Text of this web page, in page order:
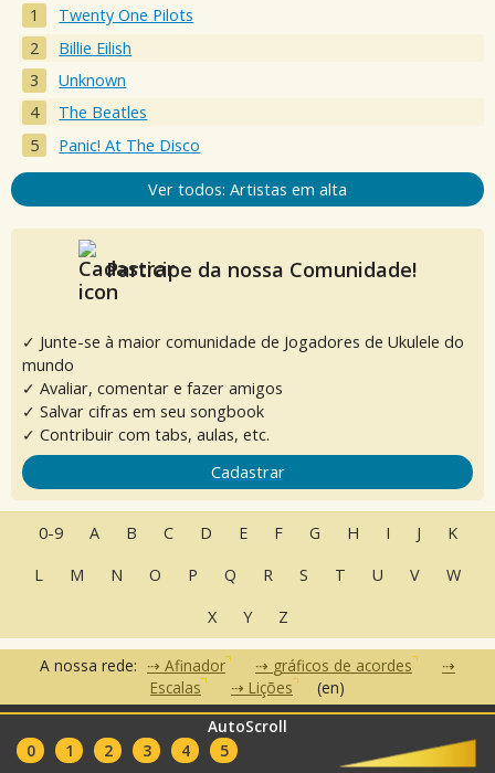
AutoScroll
0
1 2 3 4 5
Twenty One Pilots
Billie Eilish
Unknown
The Beatles
Panic! At The Disco
Ver todos: Artistas em alta
Participe da nossa Comunidade!
✓ Junte-se à maior comunidade de Jogadores de Ukulele do
mundo
✓ Avaliar, comentar e fazer amigos
✓ Salvar cifras em seu songbook
✓ Contribuir com tabs, aulas, etc.
Cadastrar
0-9 A B C D E F G H I J
K
L
M N O P Q R S T U V
W
X
Y Z
A nossa rede: Afinador
gráficos de acordes
Escalas
Lições (en)
•Contato•Termos de Uso
Parceiros•Clubes